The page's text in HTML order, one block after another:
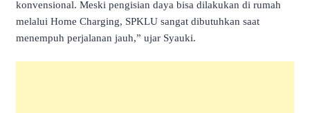
konvensional. Meski pengisian daya bisa dilakukan di rumah
melalui Home Charging, SPKLU sangat dibutuhkan saat
menempuh perjalanan jauh,” ujar Syauki.